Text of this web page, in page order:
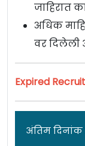
जाहिरात
अधिक
वर दिलेली
Expired
अंतिम दिनांक